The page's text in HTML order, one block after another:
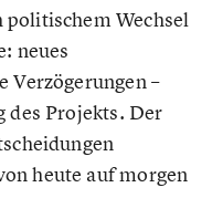
politischem Wechsel
neues
Verzögerungen –
des Projekts. Der
heute auf morgen